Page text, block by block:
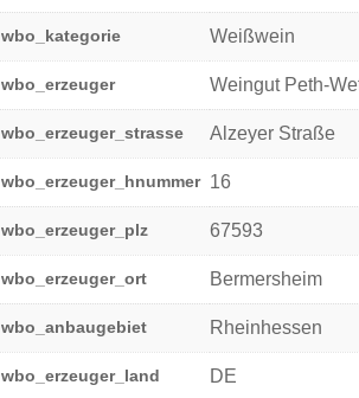
wbo_kategorie Weißwein
wbo_erzeuger Weingut Peth-
wbo_erzeuger_strasse Alzeyer Straße
wbo_erzeuger_hnummer 16
wbo_erzeuger_plz 67593
wbo_erzeuger_ort Bermersheim
wbo_anbaugebiet Rheinhessen
wbo_erzeuger_land DE